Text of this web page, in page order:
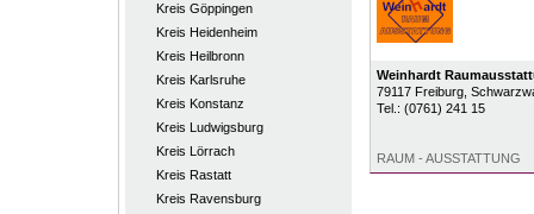
Kreis Göppingen
Kreis Heidenheim
Kreis Heilbronn
Kreis Karlsruhe
Kreis Konstanz
Kreis Ludwigsburg
Kreis Lörrach
Kreis Rastatt
Kreis Ravensburg
Weinhardt
79117 Freiburg,
Tel.: (0761) 241 15
RAUM - AUSSTATTUNG